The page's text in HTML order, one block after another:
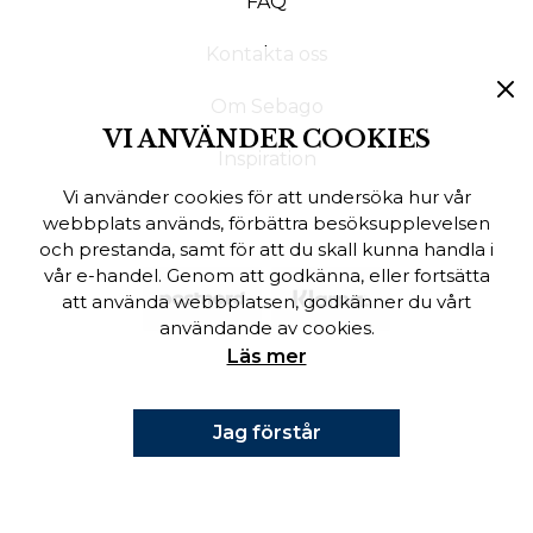
Kontakta oss
Om Sebago
Inspiration
VI ANVÄNDER COOKIES
Vi använder cookies för att undersöka hur vår
webbplats används, förbättra besöksupplevelsen
och prestanda, samt för att du skall kunna handla i
vår e-handel. Genom att godkänna, eller fortsätta
att använda webbplatsen, godkänner du vårt
användande av cookies.
Läs mer
Jag förstår